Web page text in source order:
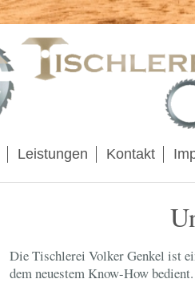
Leistungen Kontakt
Die Tischlerei Volker Genkel ist
dem neuestem Know-How bedient.